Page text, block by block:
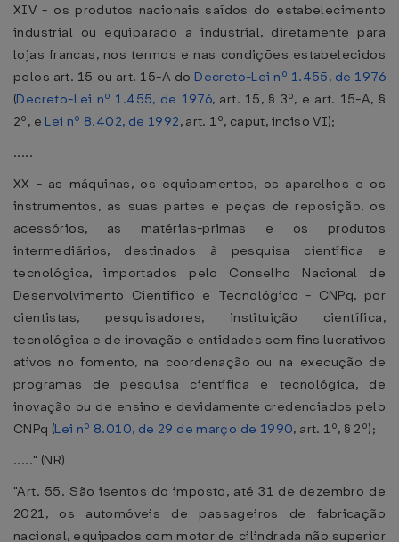
XIV - os produtos nacionais saídos do estabelecimento
industrial ou equiparado a industrial, diretamente para
lojas francas, nos termos e nas condições estabelecidos
pelos art. 15 ou art. 15-A do Decreto-Lei nº 1.455, de 1976
(Decreto-Lei nº 1.455, de 1976, art. 15, § 3º, e art. 15-A, §
2º, e Lei nº 8.402, de 1992, art. 1º, caput, inciso VI);
.....
XX - as máquinas, os equipamentos, os aparelhos e os
instrumentos, as suas partes e peças de reposição, os
acessórios, as matérias-primas e os produtos
intermediários, destinados à pesquisa científica e
tecnológica, importados pelo Conselho Nacional de
Desenvolvimento Científico e Tecnológico - CNPq, por
cientistas, pesquisadores, instituição científica,
tecnológica e de inovação e entidades sem fins lucrativos
ativos no fomento, na coordenação ou na execução de
programas de pesquisa científica e tecnológica, de
inovação ou de ensino e devidamente credenciados pelo
CNPq (Lei nº 8.010, de 29 de março de 1990, art. 1º, § 2º);
....." (NR)
"Art. 55. São isentos do imposto, até 31 de dezembro de
2021, os automóveis de passageiros de fabricação
nacional, equipados com motor de cilindrada não superior